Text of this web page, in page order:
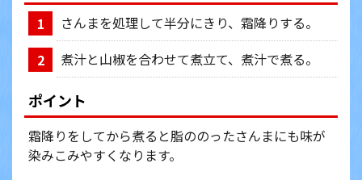
1
さんまを処理して半分にきり、霜降りする。
2
煮汁と山椒を合わせて煮立て、煮汁で煮る。
ポイント
霜降りをしてから煮ると脂ののったさんまにも味が
染みこみやすくなります。